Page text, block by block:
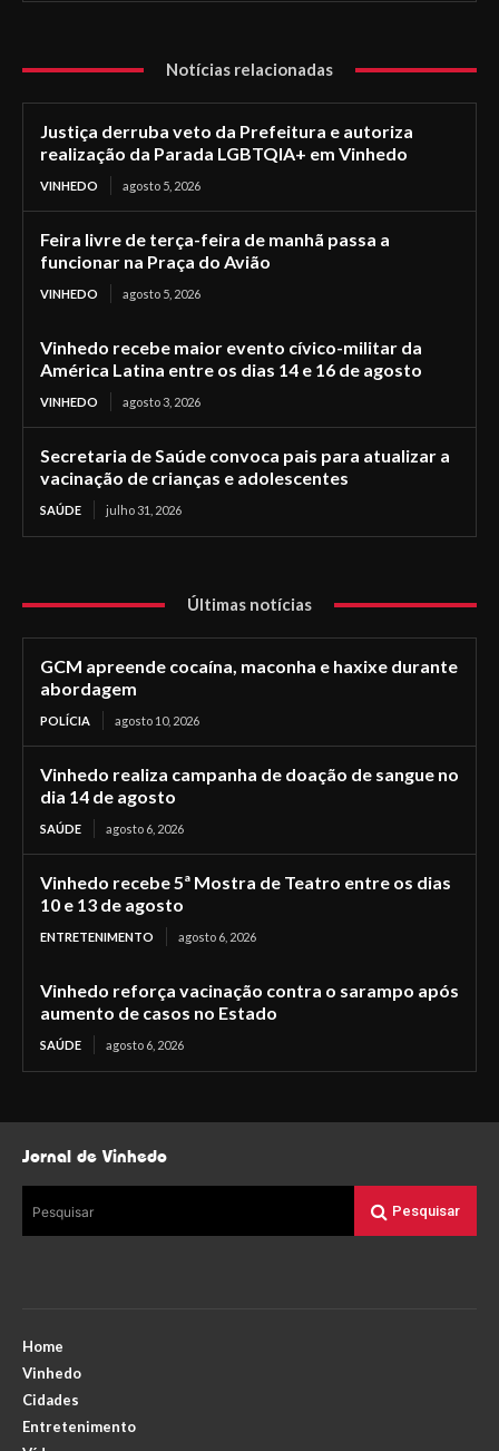
Notícias relacionadas
Justiça derruba veto da Prefeitura e autoriza
realização da Parada LGBTQIA+ em Vinhedo
VINHEDO agosto 5, 2026
Feira livre de terça-feira de manhã passa a
funcionar na Praça do Avião
VINHEDO agosto 5, 2026
Vinhedo recebe maior evento cívico-militar da
América Latina entre os dias 14 e 16 de agosto
VINHEDO agosto 3, 2026
Secretaria de Saúde convoca pais para atualizar a
vacinação de crianças e adolescentes
SAÚDE julho 31, 2026
Últimas notícias
GCM apreende cocaína, maconha e haxixe durante
abordagem
POLÍCIA agosto 10, 2026
Vinhedo realiza campanha de doação de sangue no
dia 14 de agosto
SAÚDE agosto 6, 2026
Vinhedo recebe 5ª Mostra de Teatro entre os dias
10 e 13 de agosto
ENTRETENIMENTO agosto 6, 2026
Vinhedo reforça vacinação contra o sarampo após
aumento de casos no Estado
SAÚDE agosto 6, 2026
Jornal de Vinhedo
Pesquisar Pesquisar
Home
Vinhedo
Cidades
Entretenimento